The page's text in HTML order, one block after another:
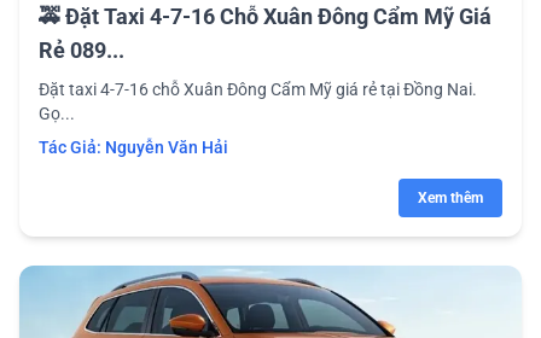
🚕 Đặt Taxi 4-7-16 Chỗ Xuân Đông Cẩm Mỹ Giá
Rẻ 089...
Đặt taxi 4-7-16 chỗ Xuân Đông Cẩm Mỹ giá rẻ tại Đồng Nai.
Gọ...
Tác Giả: Nguyễn Văn Hải
Xem thêm